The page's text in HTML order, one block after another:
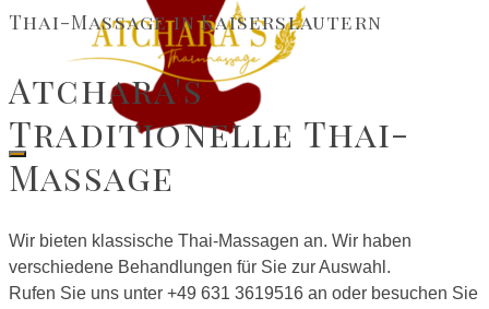
Thai-Massage in Kaiserslautern
Atchara's
Traditionelle Thai-
Massage
Wir bieten klassische Thai-Massagen an. Wir haben
verschiedene Behandlungen für Sie zur Auswahl.
Rufen Sie uns unter +49 631 3619516 an oder besuchen Sie